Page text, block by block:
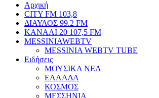
Αρχική
CITY FM 103,8
ΔΙΑΥΛΟΣ 99.2 FM
ΚΑΝΑΛΙ 20 107,5 FM
MESSINIAWEBTV
MESSINIA WEBTV TUBE
Eιδήσεις
ΜΟΥΣΙΚΑ ΝΕΑ
ΕΛΛΑΔΑ
ΚΟΣΜΟΣ
ΜΕΣΣΗΝΙΑ